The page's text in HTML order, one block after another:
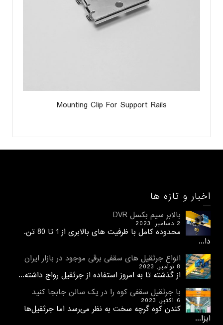
Mounting Clip For Support Rails
اخبار و تازه ها
بالابر سیم بکسل DVR
2 دسامبر, 2023
محدوده کامل با ظرفیت های بالابری از 1 تا 80 تن.
دا...
انواع جرثقیل های سقفی برقی موجود در بازار ایران
8 نوامبر, 2023
از گذشته تا به امروز استفاده از جرثقیل رواج داشته...
با جرثقیل سقفی کوه را در یک سالن جابجا کنید
6 اکتبر, 2023
کندن کوه گرچه سخت به نظر می‌رسد اما جرثقیل‌ها
ابزا...